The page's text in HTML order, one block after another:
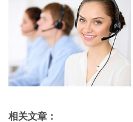
相关文章：